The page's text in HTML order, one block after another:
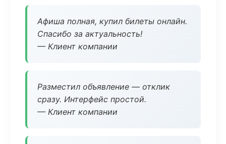
Афиша полная, купил билеты онлайн.
Спасибо за актуальность!
— Клиент компании
Разместил объявление — отклик
сразу. Интерфейс простой.
— Клиент компании